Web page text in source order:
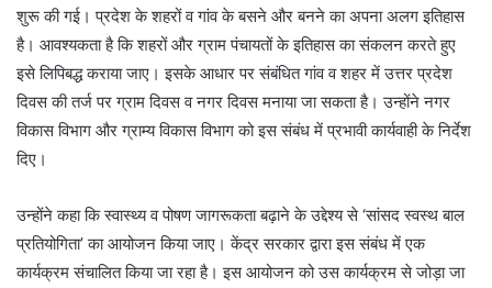
शुरू की गई। प्रदेश के शहरों व गांव के बसने और बनने का अपना अलग इतिहास
है। आवश्यकता है कि शहरों और ग्राम पंचायतों के इतिहास का संकलन करते हुए
इसे लिपिबद्ध कराया जाए। इसके आधार पर संबंधित गांव व शहर में उत्तर प्रदेश
दिवस की तर्ज पर ग्राम दिवस व नगर दिवस मनाया जा सकता है। उन्होंने नगर
विकास विभाग और ग्राम्य विकास विभाग को इस संबंध में प्रभावी कार्यवाही के निर्देश
दिए।
उन्होंने कहा कि स्वास्थ्य व पोषण जागरूकता बढ़ाने के उद्देश्य से ‘सांसद स्वस्थ बाल
प्रतियोगिता’ का आयोजन किया जाए। केंद्र सरकार द्वारा इस संबंध में एक
कार्यक्रम संचालित किया जा रहा है। इस आयोजन को उस कार्यक्रम से जोड़ा जा